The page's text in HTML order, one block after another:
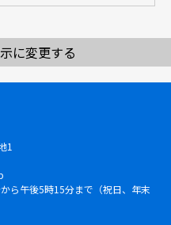
に変更する
1
ら午後5時15分まで（祝日、年末